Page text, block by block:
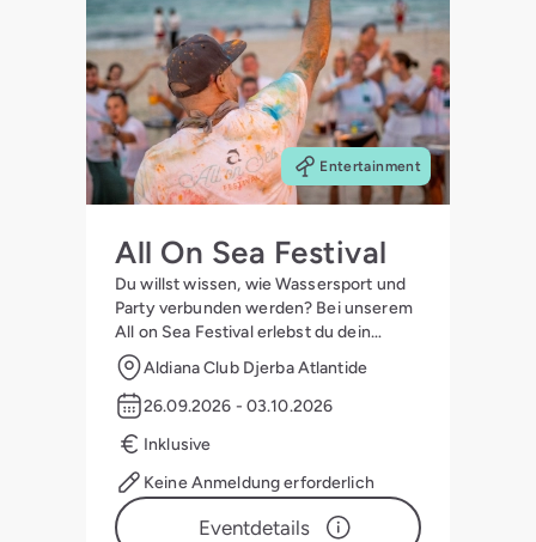
Entertainment
All On Sea Festival
Du willst wissen, wie Wassersport und
Party verbunden werden? Bei unserem
All on Sea Festival erlebst du dein
Abenteuer zwischen Wasser, Strand,
Entertainment und Party.
Aldiana Club Djerba Atlantide
26.09.2026 - 03.10.2026
Inklusive
Keine Anmeldung erforderlich
Eventdetails